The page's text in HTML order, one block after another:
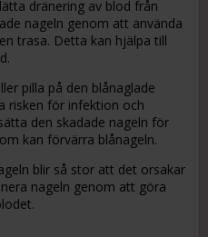
dränering av blod från
nageln genom att använda
trasa. Detta kan hjälpa till
pilla på den blånaglade
risken för infektion och
den skadade nageln för
kan förvärra blånageln.
blir så stor att det orsakar
nageln genom att göra